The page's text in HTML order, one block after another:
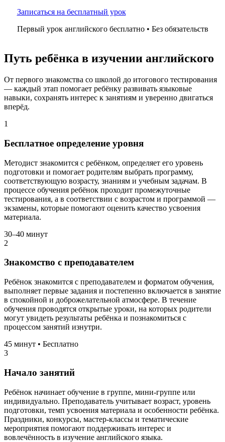
Записаться на бесплатный урок
Первый урок английского бесплатно • Без обязательств
Путь ребёнка в изучении английского
От первого знакомства со школой до итогового тестирования
— каждый этап помогает ребёнку развивать языковые
навыки, сохранять интерес к занятиям и уверенно двигаться
вперёд.
1
Бесплатное определение уровня
Методист знакомится с ребёнком, определяет его уровень
подготовки и помогает родителям выбрать программу,
соответствующую возрасту, знаниям и учебным задачам. В
процессе обучения ребёнок проходит промежуточные
тестирования, а в соответствии с возрастом и программой —
экзамены, которые помогают оценить качество усвоения
материала.
30–40 минут
2
Знакомство с преподавателем
Ребёнок знакомится с преподавателем и форматом обучения,
выполняет первые задания и постепенно включается в занятие
в спокойной и доброжелательной атмосфере. В течение
обучения проводятся открытые уроки, на которых родители
могут увидеть результаты ребёнка и познакомиться с
процессом занятий изнутри.
45 минут • Бесплатно
3
Начало занятий
Ребёнок начинает обучение в группе, мини-группе или
индивидуально. Преподаватель учитывает возраст, уровень
подготовки, темп усвоения материала и особенности ребёнка.
Праздники, конкурсы, мастер-классы и тематические
мероприятия помогают поддерживать интерес и
вовлечённость в изучение английского языка.